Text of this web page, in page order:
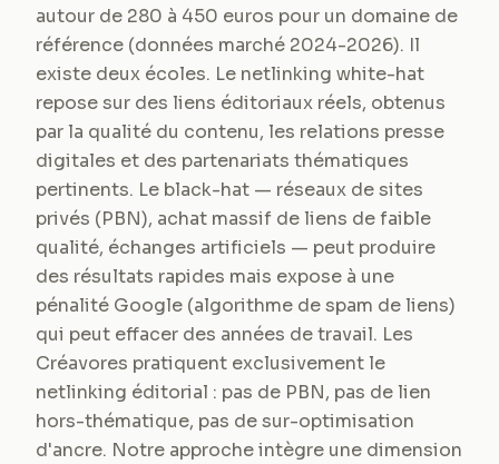
autour de 280 à 450 euros pour un domaine de
référence (données marché 2024-2026). Il
existe deux écoles. Le netlinking white-hat
repose sur des liens éditoriaux réels, obtenus
par la qualité du contenu, les relations presse
digitales et des partenariats thématiques
pertinents. Le black-hat — réseaux de sites
privés (PBN), achat massif de liens de faible
qualité, échanges artificiels — peut produire
des résultats rapides mais expose à une
pénalité Google (algorithme de spam de liens)
qui peut effacer des années de travail. Les
Créavores pratiquent exclusivement le
netlinking éditorial : pas de PBN, pas de lien
hors-thématique, pas de sur-optimisation
d'ancre. Notre approche intègre une dimension